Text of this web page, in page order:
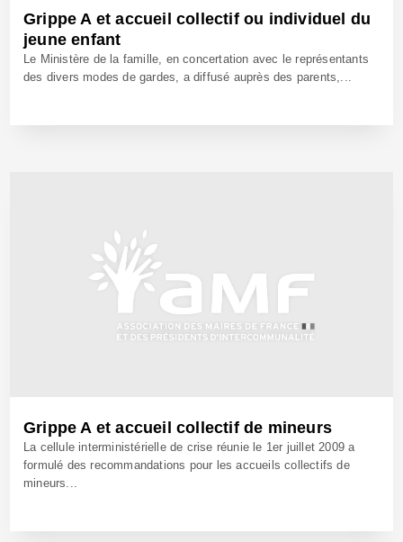
Grippe A et accueil collectif ou individuel du
jeune enfant
Le Ministère de la famille, en concertation avec le représentants
des divers modes de gardes, a diffusé auprès des parents,...
Grippe A et accueil collectif de mineurs
La cellule interministérielle de crise réunie le 1er juillet 2009 a
formulé des recommandations pour les accueils collectifs de
mineurs...